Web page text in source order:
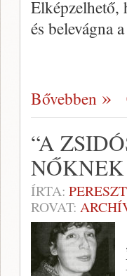
Elképzelhető,
és belevágna
Bővebben
“A
NŐKNEK
ÍRTA:
ROVAT: